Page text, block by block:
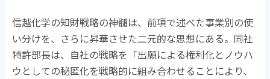
信越化学の知財戦略の神髄は、前項で述べた事業別の使
い分けを、さらに昇華させた二元的な思想にある。同社
特許部長は、自社の戦略を「出願による権利化とノウハ
ウとしての秘匿化を戦略的に組み合わせることにより、